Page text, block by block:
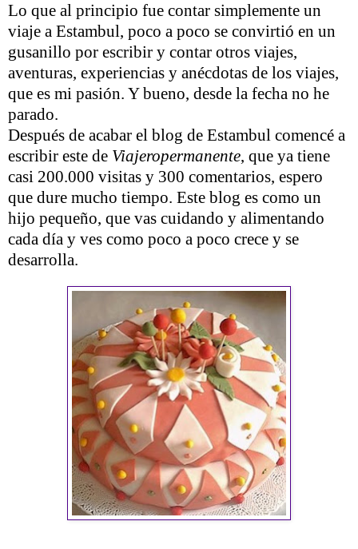
Lo que al principio fue contar simplemente un
viaje a Estambul, poco a poco se convirtió en un
gusanillo por escribir y contar otros viajes,
aventuras, experiencias y anécdotas de los viajes,
que es mi pasión. Y bueno, desde la fecha no he
parado.
Después de acabar el blog de Estambul comencé a
escribir este de Viajeropermanente, que ya tiene
casi 200.000 visitas y 300 comentarios, espero
que dure mucho tiempo. Este blog es como un
hijo pequeño, que vas cuidando y alimentando
cada día y ves como poco a poco crece y se
desarrolla.